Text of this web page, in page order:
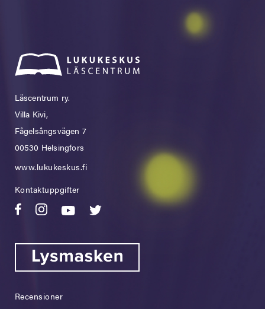
Läscentrum ry.
Villa Kivi,
Fågelsångsvägen 7
00530 Helsingfors
www.lukukeskus.fi
Kontaktuppgifter
Recensioner